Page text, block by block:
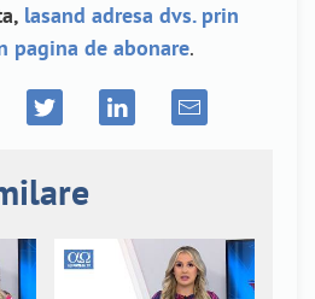
lasand adresa dvs. prin
pagina de abonare.